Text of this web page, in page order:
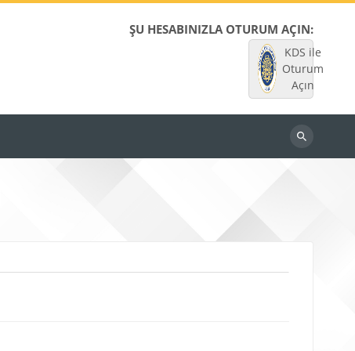
ŞU HESABINIZLA OTURUM AÇIN:
KDS ile
Oturum
Açın
Dersleri